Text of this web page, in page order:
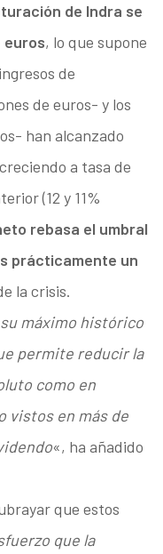
de Indra se
euros, lo que supone
de
de euros- y los
han alcanzado
a tasa de
(12 y 11%
rebasa el umbral
prácticamente un
la crisis.
máximo histórico
permite reducir la
como en
vistos en más de
«, ha añadido
que estos
que la